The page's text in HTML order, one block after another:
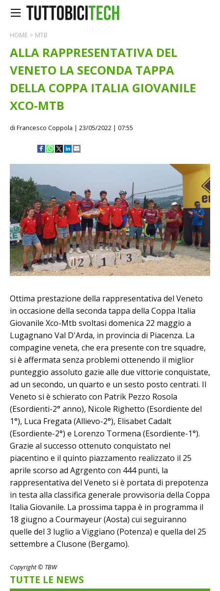
HOME > MTB
ALLA RAPPRESENTATIVA DEL
VENETO LA SECONDA TAPPA
DELLA COPPA ITALIA GIOVANILE
XCO-MTB
di Francesco Coppola | 23/05/2022 | 07:55
Ottima prestazione della rappresentativa del Veneto
in occasione della seconda tappa della Coppa Italia
Giovanile Xco-Mtb svoltasi domenica 22 maggio a
Lugagnano Val D'Arda, in provincia di Piacenza. La
compagine veneta, che era presente con tre squadre,
si è affermata senza problemi ottenendo il miglior
punteggio assoluto gazie alle due vittorie conquistate,
ad un secondo, un quarto e un sesto posto centrati. Il
Veneto si è schierato con Patrik Pezzo Rosola
(Esordienti-2° anno), Nicole Righetto (Esordiente del
1°), Luca Fregata (Allievo-2°), Elisabet Cadalt
(Esordiente-2°) e Lorenzo Tormena (Esordiente-1°).
Grazie al successo ottenuto conquistato nel
piacentino e il quinto piazzamento realizzato il 25
aprile scorso ad Agrgento con 444 punti, la
rappresentativa del Veneto si è portata di prepotenza
in testa alla classifica generale provvisoria della Coppa
Italia Giovanile. La prossima tappa è in programma il
18 giugno a Courmayeur (Aosta) cui seguiranno
quelle del 3 luglio a Viggiano (Potenza) e quella del 25
settembre a Clusone (Bergamo).
Copyright © TBW
TUTTE LE NEWS